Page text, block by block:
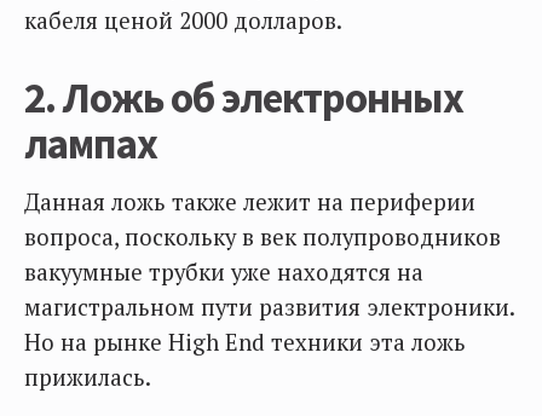
кабеля ценой 2000 долларов.
2. Ложь об электронных
лампах
Данная ложь также лежит на периферии
вопроса, поскольку в век полупроводников
вакуумные трубки уже находятся на
магистральном пути развития электроники.
Но на рынке High End техники эта ложь
прижилась.